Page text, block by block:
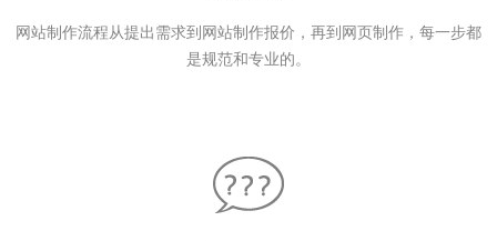
网站制作流程从提出需求到网站制作报价，再到网页制作，每一步都
是规范和专业的。